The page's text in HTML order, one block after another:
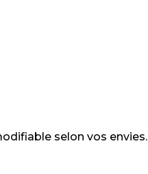
selon vos envies.